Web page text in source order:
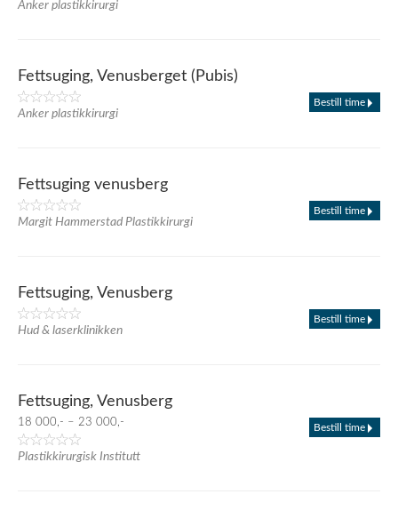
Anker plastikkirurgi
Fettsuging, Venusberget (Pubis)
Anker plastikkirurgi
Bestill time
Fettsuging venusberg
Margit Hammerstad Plastikkirurgi
Bestill time
Fettsuging, Venusberg
Hud & laserklinikken
Bestill time
Fettsuging, Venusberg
18 000,- – 23 000,-
Plastikkirurgisk Institutt
Bestill time